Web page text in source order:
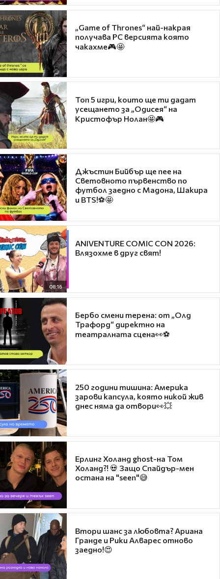
„Game of Thrones“ най-накрая
получава PC версията която
чакахме🎮🤩
Топ 5 игри, които ще ти дадат
усещането за „Одисея“ на
Кристофър Нолан🤩🎮
Джъстин Бийбър ще пее на
Световното първенство по
футбол заедно с Мадона, Шакира
и BTS!⚽🤩
08:16
ANIVENTURE COMIC CON 2026:
Влязохме в друг свят!
Бербо смени терена: от „Олд
Трафорд“ директно на
театралната сцена👀⚽
250 години тишина: Америка
зарови капсула, която никой жив
днес няма да отвори👀💥
Ерлинг Холанд ghost-на Том
Холанд?! 💀 Защо Спайдър-мен
остана на "seen"😅
Втори шанс за любовта? Ариана
Гранде и Рики Алварес отново
заедно!😍